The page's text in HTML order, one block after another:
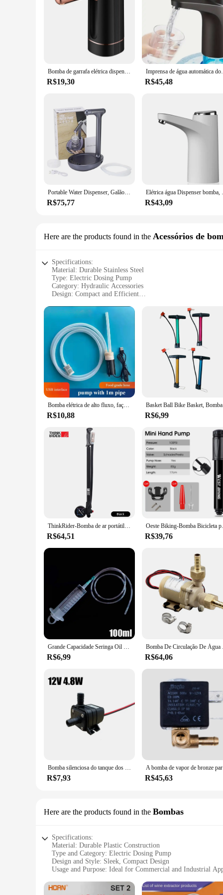
Bomba de garrafa elétrica dispensadora de água, bomba resistente, fácil de instalar, bomba multifunções para viagens e restaurantes
R$19,30
Imprensa de água
R$45,48
Portable Water Dispenser, Galão Bomba, Carregamento USB, Automático, Abastecimento Elétrico de Água, Sucção Bomba, Adequado para Casa, Escritório, Exterior
R$75,77
Elétrica água
R$43,09
Here are the products found in the Acessórios de
Specifications:
Material: Durable Stainless Steel
Type: Electric Dosing Pump
Category: Hydraulic Accessories
Design: Compact and Efficient
Performance: High-Pressure Capability
Parts and Accessories: Includes All Necessary Components
Features:
**Robust Construction and Versatile Usage**
The bomba dosadora eletrica is crafted from high-quality
ideal solution for space-constrained settings, while its
pharmaceutical industries, this electric dosing pump is a
**Ease of Installation and Maintenance**
The bomba dosadora eletrica is designed for ease of
process. Additionally, its straightforward maintenance
both efficiency and ease of use.
This electric dosing pump is engineered to deliver high-
that your processes are consistent and efficient. Whether
sets for sale in the hydraulic accessories market.
Bomba elétrica de alto fluxo, faça você mesmo, interface usb de vinho, bomba peristáltica, dosagem em miniatura, mangueira peristáltica, bomba de água elétrica
R$10,88 R$6,99
ThinkRider-Bomba de ar portátil com manômetro, 300PSI de alta pressão, garfo e suspensão traseira, amortecedor, bicicleta de montanha
R$64,51
Oeste Biking-Bomba
R$39,76
Grande Capacidade Seringa Oil Pump, 1m Mangueira, Pet Feeding, Measuring Pump, Hidroponia Nutriente, Big Seringa, 100 ml, 300 ml, 550ml
R$6,99
Bomba De
R$64,06
Bomba silenciosa do tanque dos peixes, motor sem escova solar, piscina circulando bomba de água submersível, dc 12v 24v, 4.8w 5.8w 240l por h
R$7,93 R$45,63
Here are the products found in the Bombas
Specifications:
Material: Durable Plastic Construction
Type and Category: Electric Dosing Pump
Design and Style: Sleek, Compact Design
Usage and Purpose: Ideal for Commercial and Industrial
Parts and Accessories: Includes All Necessary Components